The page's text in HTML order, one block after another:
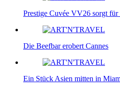
Prestige Cuvée VV26 sorgt für
Die Beefbar erobert Cannes
Ein Stück Asien mitten in